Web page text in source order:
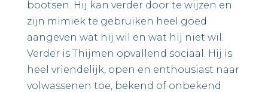
bootsen. Hij kan verder door te wijzen en
zijn mimiek te gebruiken heel goed
aangeven wat hij wil en wat hij niet wil.
Verder is Thijmen opvallend sociaal. Hij is
heel vriendelijk, open en enthousiast naar
volwassenen toe, bekend of onbekend